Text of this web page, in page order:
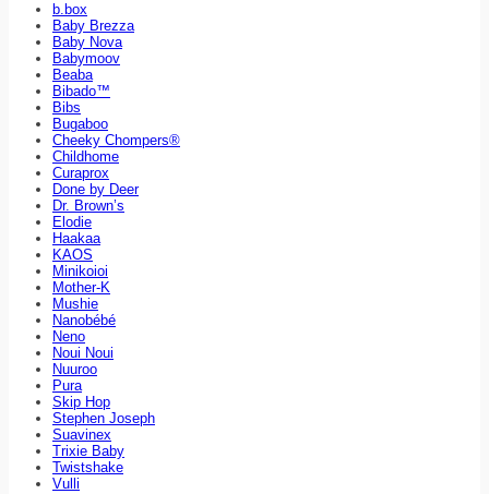
b.box
Baby Brezza
Baby Nova
Babymoov
Beaba
Bibado™
Bibs
Bugaboo
Cheeky Chompers®
Childhome
Curaprox
Done by Deer
Dr. Brown’s
Elodie
Haakaa
KAOS
Minikoioi
Mother-K
Mushie
Nanobébé
Neno
Noui Noui
Nuuroo
Pura
Skip Hop
Stephen Joseph
Suavinex
Trixie Baby
Twistshake
Vulli